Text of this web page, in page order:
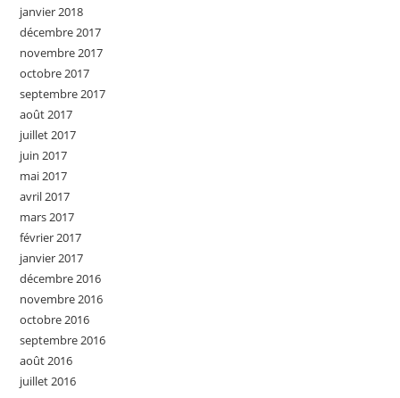
janvier 2018
décembre 2017
novembre 2017
octobre 2017
septembre 2017
août 2017
juillet 2017
juin 2017
mai 2017
avril 2017
mars 2017
février 2017
janvier 2017
décembre 2016
novembre 2016
octobre 2016
septembre 2016
août 2016
juillet 2016